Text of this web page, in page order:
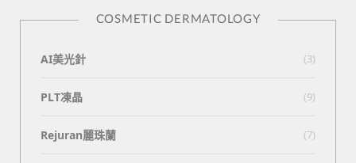
COSMETIC DERMATOLOGY
AI美光針 (3)
PLT凍晶 (9)
Rejuran麗珠蘭 (7)